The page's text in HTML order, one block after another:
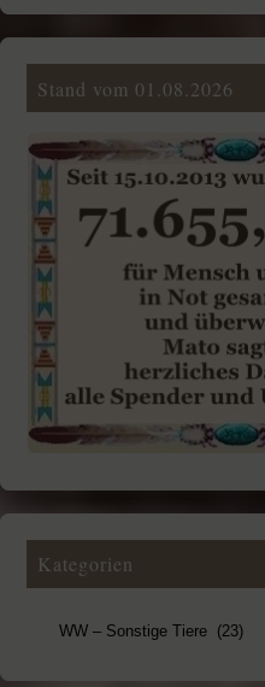
Stand vom 01.08.2026
Kategorien